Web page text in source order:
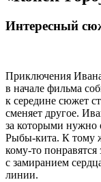
Интересный
Приключения
в начале фильма
к середине сюжет
сменяет другое.
за которыми нужно
Рыбы-кита. К тому
кому-то
с замиранием
линии.